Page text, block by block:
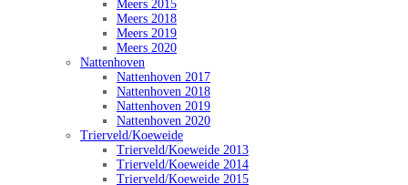
Meers 2015
Meers 2018
Meers 2019
Meers 2020
Nattenhoven
Nattenhoven 2017
Nattenhoven 2018
Nattenhoven 2019
Nattenhoven 2020
Trierveld/Koeweide
Trierveld/Koeweide 2013
Trierveld/Koeweide 2014
Trierveld/Koeweide 2015